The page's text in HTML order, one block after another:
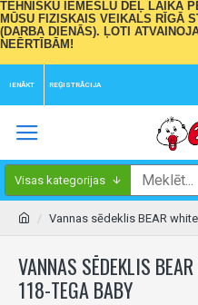
TEHNISKU IEMESLU DĒĻ LAIKA
MŪSU FIZISKAIS VEIKALS RĪGĀ
(DARBA DIENĀS). ĻOTI
NEĒRTĪBĀM!
IENĀKT REĢISTRĀCIJA
Visas kategorijas
Vannas sēdeklis BEAR
VANNAS SĒDEKLIS
118-TEGA BABY